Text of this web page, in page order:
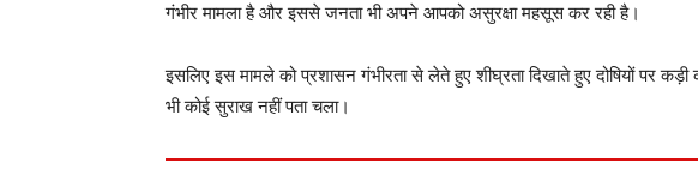
गंभीर मामला है और इससे जनता भी अपने आपको असुरक्षा महसूस कर रही है।
इसलिए इस मामले को प्रशासन गंभीरता से लेते हुए शीघ्रता दिखाते हुए दोषियों पर कड़ी
भी कोई सुराख नहीं पता चला।